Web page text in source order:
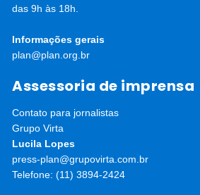
das 9h às 18h.
Informações gerais
plan@plan.org.br
Assessoria de imprensa
Contato para jornalistas
Grupo Virta
Lucila Lopes
press-plan@grupovirta.com.br
Telefone: (11) 3894-2424